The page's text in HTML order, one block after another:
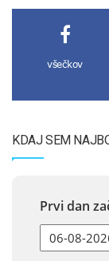
všečkov
KDAJ SEM
Prvi dan